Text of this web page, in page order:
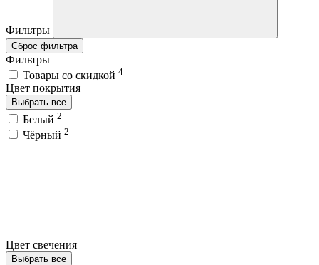
Фильтры
Сброс фильтра
Фильтры
Товары со скидкой 4
Цвет покрытия
Выбрать все
Белый 2
Чёрный 2
Цвет свечения
Выбрать все